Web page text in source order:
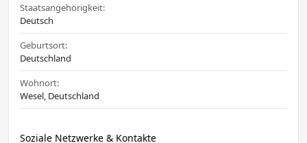
Staatsangehörigkeit:
Deutsch
Geburtsort:
Deutschland
Wohnort:
Wesel, Deutschland
Soziale Netzwerke & Kontakte